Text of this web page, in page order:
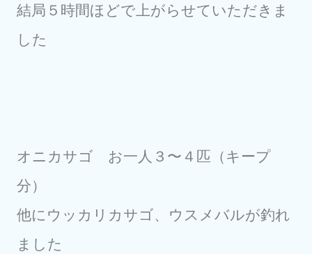
結局５時間ほどで上がらせていただきま
した
オニカサゴ お一人３〜４匹（キープ
分）
他にウッカリカサゴ、ウスメバルが釣れ
ました